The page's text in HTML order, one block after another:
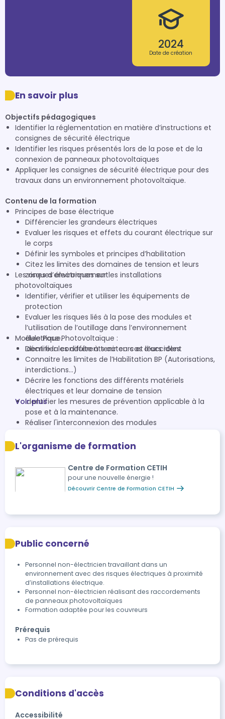
2024
Date de création
En savoir plus
Objectifs pédagogiques
Identifier la réglementation en matière d’instructions et
consignes de sécurité électrique
Identifier les risques présentés lors de la pose et de la
connexion de panneaux photovoltaïques
Appliquer les consignes de sécurité électrique pour des
travaux dans un environnement photovoltaïque.
Contenu de la formation
Principes de base électrique
Différencier les grandeurs électriques
Evaluer les risques et effets du courant électrique sur
le corps
Définir les symboles et principes d’habilitation
Citez les limites des domaines de tension et leurs
zones d’environnement
Les risques électriques sur les installations
photovoltaïques
Identifier, vérifier et utiliser les équipements de
protection
Evaluer les risques liés à la pose des modules et
l’utilisation de l’outillage dans l’environnement
électrique.
Décrire la conduite à tenir en cas d’accident
Module Pose Photovoltaïque :
Identifier les différents acteurs et leurs rôles
Connaitre les limites de l’Habilitation BP (Autorisations,
interdictions…)
Décrire les fonctions des différents matériels
électriques et leur domaine de tension
Identifier les mesures de prévention applicable à la
pose et à la maintenance.
Réaliser l'interconnexion des modules
Voir plus
L'organisme de formation
Centre de Formation CETIH
pour une nouvelle énergie !
Découvrir Centre de Formation CETIH
Public concerné
Personnel non-électricien travaillant dans un
environnement avec des risques électriques à proximité
d’installations électrique.
Personnel non-électricien réalisant des raccordements
de panneaux photovoltaïques
Formation adaptée pour les couvreurs
Prérequis
Pas de prérequis
Conditions d'accès
Accessibilité